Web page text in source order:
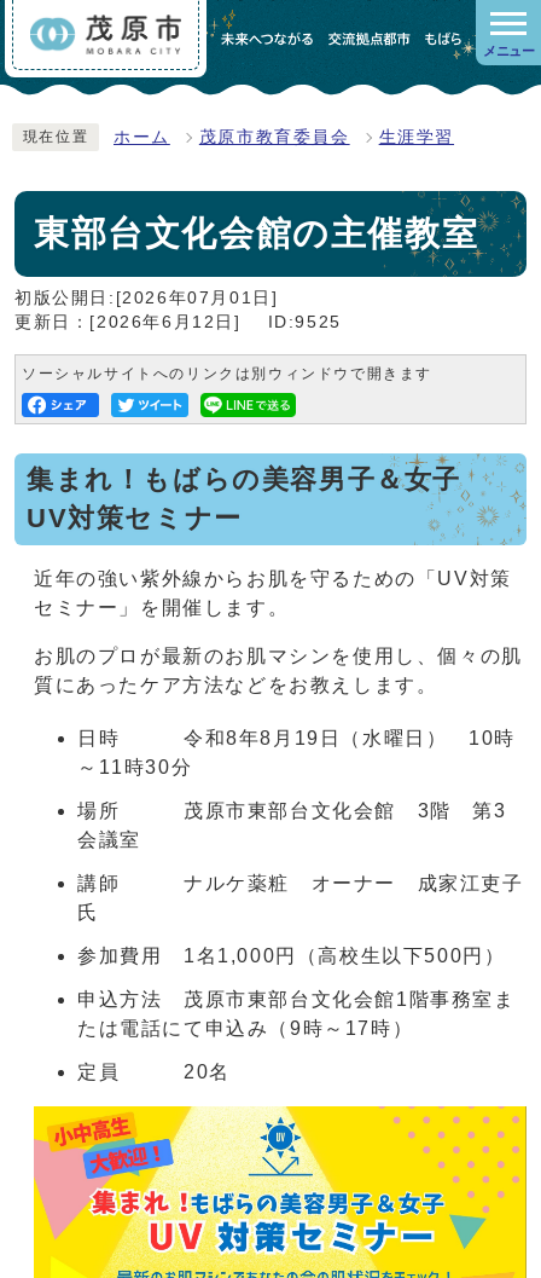
メニュー
現在位置 ホーム 茂原市教育委員会 生涯学習
東部台文化会館の主催教室
初版公開日:[2026年07月01日]
更新日：[2026年6月12日]
ID:9525
ソーシャルサイトへのリンクは別ウィンドウで開きます
集まれ！もばらの美容男子＆女子
UV対策セミナー
近年の強い紫外線からお肌を守るための「UV対策
セミナー」を開催します。
お肌のプロが最新のお肌マシンを使用し、個々の肌
質にあったケア方法などをお教えします。
日時 令和8年8月19日（水曜日） 10時
～11時30分
場所 茂原市東部台文化会館 3階 第3
会議室
講師 ナルケ薬粧 オーナー 成家江吏子
氏
参加費用 1名1,000円（高校生以下500円）
申込方法 茂原市東部台文化会館1階事務室ま
たは電話にて申込み（9時～17時）
定員 20名